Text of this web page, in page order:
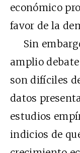
económico
favor de la
Sin
amplio
son difíciles
datos
estudios
indicios de